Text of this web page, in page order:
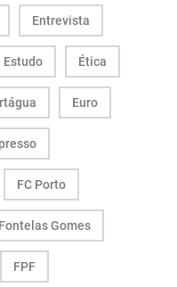
Entrevista
Estudo Ética
Euro
FC Porto
Fontelas Gomes
FPF